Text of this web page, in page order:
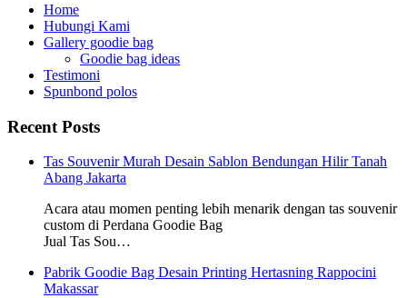
Home
Hubungi Kami
Gallery goodie bag
Goodie bag ideas
Testimoni
Spunbond polos
Recent Posts
Tas Souvenir Murah Desain Sablon Bendungan Hilir Tanah
Abang Jakarta
Acara atau momen penting lebih menarik dengan tas souvenir
custom di Perdana Goodie Bag
Jual Tas Sou…
Pabrik Goodie Bag Desain Printing Hertasning Rappocini
Makassar